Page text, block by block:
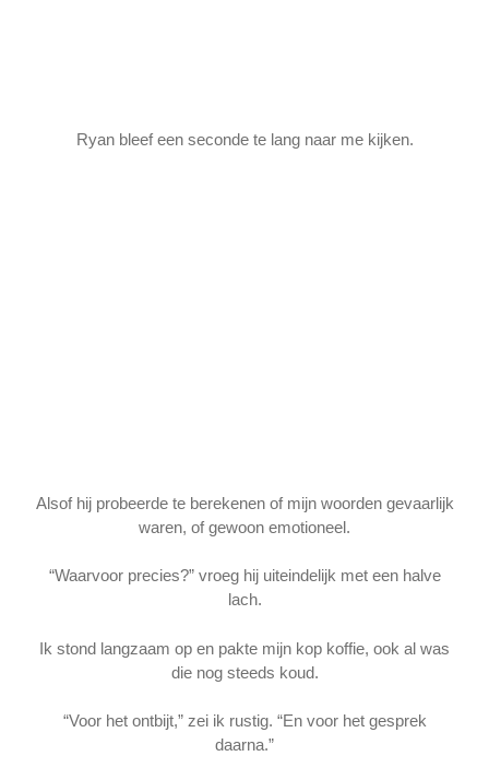
Ryan bleef een seconde te lang naar me kijken.
Alsof hij probeerde te berekenen of mijn woorden gevaarlijk
waren, of gewoon emotioneel.
“Waarvoor precies?” vroeg hij uiteindelijk met een halve
lach.
Ik stond langzaam op en pakte mijn kop koffie, ook al was
die nog steeds koud.
“Voor het ontbijt,” zei ik rustig. “En voor het gesprek
daarna.”